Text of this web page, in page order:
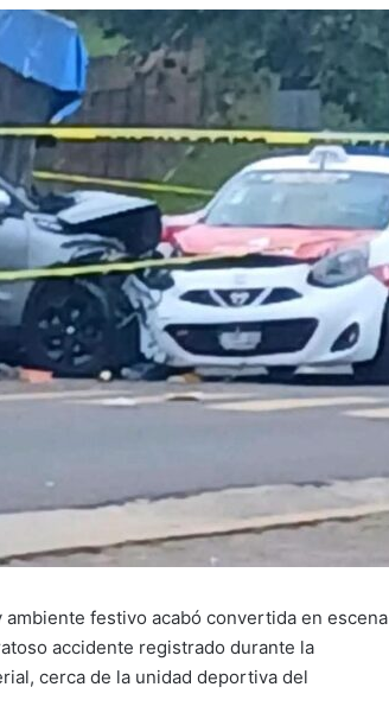
festivo acabó convertida en escena
accidente registrado durante la
cerca de la unidad deportiva del